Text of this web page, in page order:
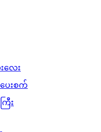
လေး
းစက်
ြီး